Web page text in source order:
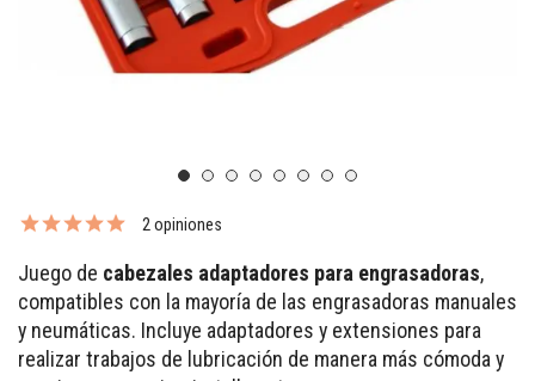
2 opiniones
Juego de cabezales adaptadores para engrasadoras,
compatibles con la mayoría de las engrasadoras manuales
y neumáticas. Incluye adaptadores y extensiones para
realizar trabajos de lubricación de manera más cómoda y